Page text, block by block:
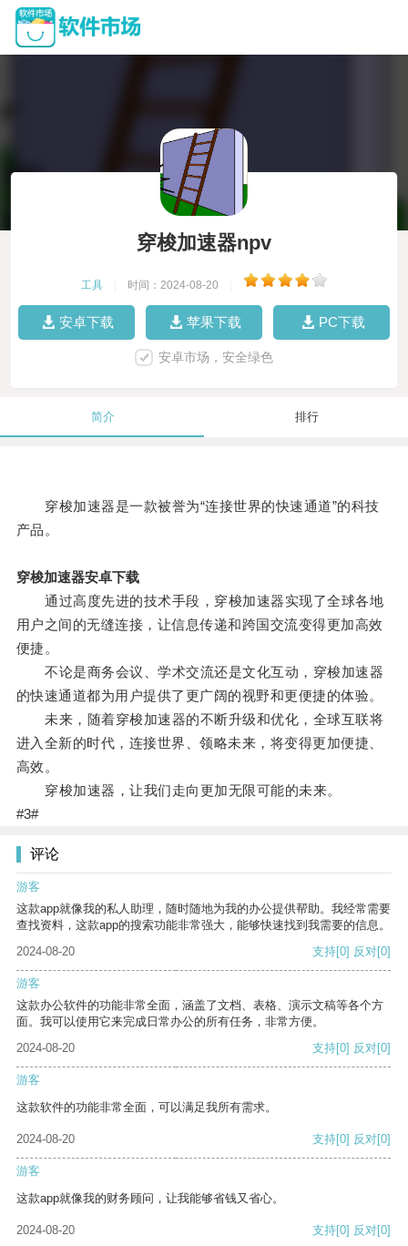
穿梭加速器npv
工具 时间：2024-08-20
安卓下载 苹果下载 PC下载
安卓市场，安全绿色
简介 排行
穿梭加速器是一款被誉为“连接世界的快速通道”的科技
产品。
穿梭加速器安卓下载
通过高度先进的技术手段，穿梭加速器实现了全球各地
用户之间的无缝连接，让信息传递和跨国交流变得更加高效
便捷。
不论是商务会议、学术交流还是文化互动，穿梭加速器
的快速通道都为用户提供了更广阔的视野和更便捷的体验。
未来，随着穿梭加速器的不断升级和优化，全球互联将
进入全新的时代，连接世界、领略未来，将变得更加便捷、
高效。
穿梭加速器，让我们走向更加无限可能的未来。
#3#
评论
游客
这款app就像我的私人助理，随时随地为我的办公提供帮助。我经常需要
查找资料，这款app的搜索功能非常强大，能够快速找到我需要的信息。
2024-08-20
支持[0] 反对[0]
游客
这款办公软件的功能非常全面，涵盖了文档、表格、演示文稿等各个方
面。我可以使用它来完成日常办公的所有任务，非常方便。
2024-08-20
支持[0] 反对[0]
游客
这款软件的功能非常全面，可以满足我所有需求。
2024-08-20 支持[0] 反对[0]
游客
这款app就像我的财务顾问，让我能够省钱又省心。
2024-08-20 支持[0] 反对[0]